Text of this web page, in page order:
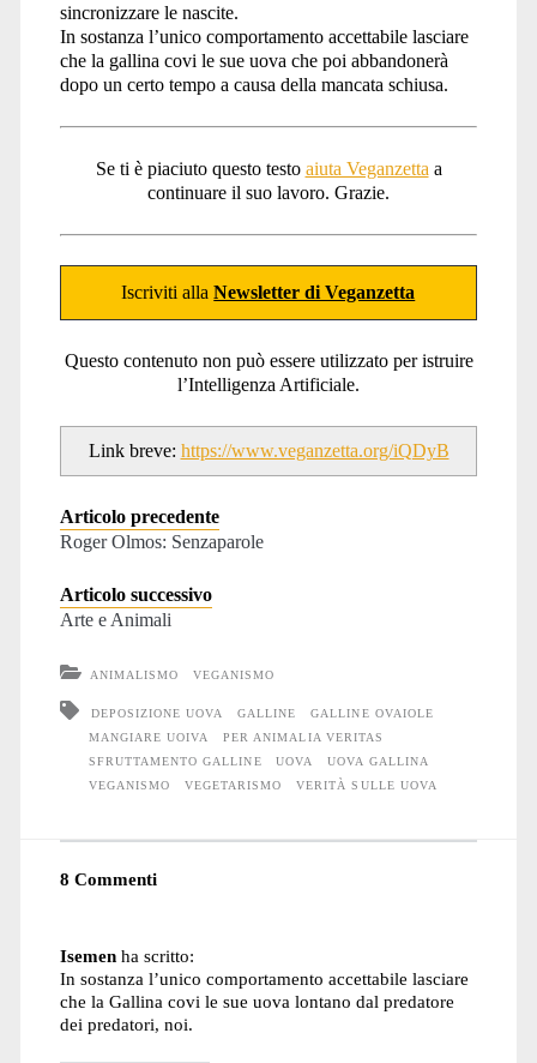
sincronizzare le nascite.
In sostanza l’unico comportamento accettabile lasciare
che la gallina covi le sue uova che poi abbandonerà
dopo un certo tempo a causa della mancata schiusa.
Se ti è piaciuto questo testo aiuta Veganzetta a
continuare il suo lavoro. Grazie.
Iscriviti allaNewsletter di Veganzetta
Questo contenuto non può essere utilizzato per istruire
l’Intelligenza Artificiale.
Link breve: https://www.veganzetta.org/iQDyB
Articolo precedente
Roger Olmos: Senzaparole
Articolo successivo
Arte e Animali
ANIMALISMO VEGANISMO
DEPOSIZIONE UOVA GALLINE
GALLINE OVAIOLE
MANGIARE UOIVA
PER ANIMALIA VERITAS
SFRUTTAMENTO GALLINE
UOVA
UOVA GALLINA
VEGANISMO
VEGETARISMO VERITÀ SULLE UOVA
8 Commenti
Isemen ha scritto:
In sostanza l’unico comportamento accettabile lasciare
che la Gallina covi le sue uova lontano dal predatore
dei predatori, noi.